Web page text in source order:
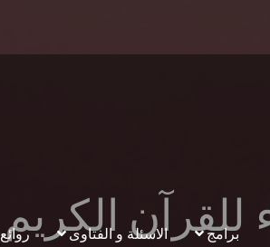
برامج الاسئلة و الفتاوى روائع
للقرآن الكريم